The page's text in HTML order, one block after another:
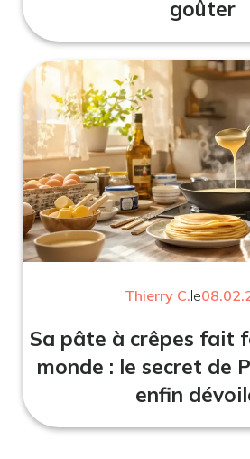
goûter
Thierry C.le
Sa pâte à crêpes fait
monde : le secret de
enfin